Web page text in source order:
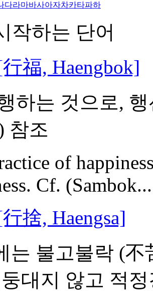
다라마바사아자차카타파하
작하는 단어
福, Haengbok]
하는 것으로,
참조
of
Cf. (Sambok...
捨, Haengsa]
는 불고불락 (
대지 않고 적